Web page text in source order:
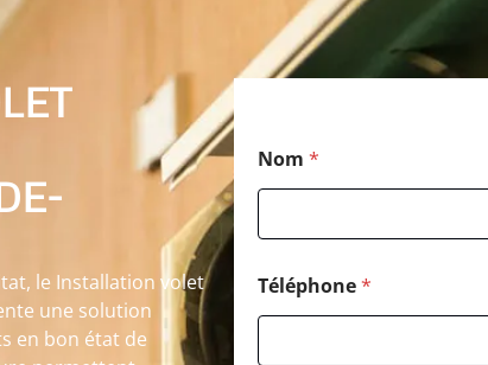
le Installation volet
une solution
en bon état de
Nom *
Téléphone*